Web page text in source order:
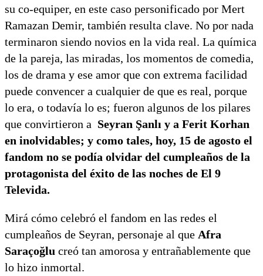
su co-equiper, en este caso personificado por Mert
Ramazan Demir, también resulta clave. No por nada
terminaron siendo novios en la vida real. La química
de la pareja, las miradas, los momentos de comedia,
los de drama y ese amor que con extrema facilidad
puede convencer a cualquier de que es real, porque
lo era, o todavía lo es; fueron algunos de los pilares
que convirtieron a Seyran Şanlı y a Ferit Korhan
en inolvidables; y como tales, hoy, 15 de agosto el
fandom no se podía olvidar del cumpleaños de la
protagonista del éxito de las noches de El 9
Televida.
Mirá cómo celebró el fandom en las redes el
cumpleaños de Seyran, personaje al que Afra
Saraçoğlu creó tan amorosa y entrañablemente que
lo hizo inmortal.